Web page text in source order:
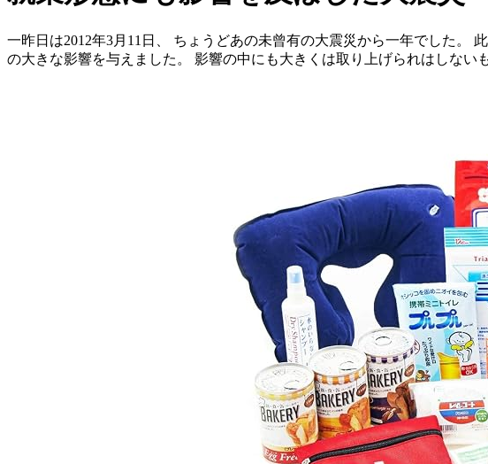
一昨日は2012年3月11日、 ちょうどあの未曾有の大震災から一年でした。
の大きな影響を与えました。 影響の中にも大きくは取り上げられはしない